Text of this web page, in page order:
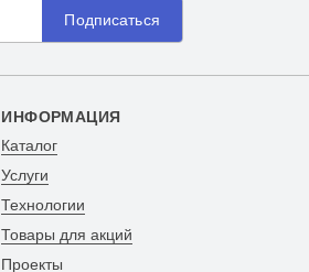
Подписаться
ИНФОРМАЦИЯ
Каталог
Услуги
Технологии
Товары для акций
Проекты